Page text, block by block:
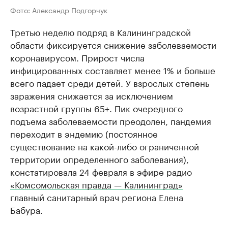
Фото: Александр Подгорчук
Третью неделю подряд в Калининградской
области фиксируется снижение заболеваемости
коронавирусом. Прирост числа
инфицированных составляет менее 1% и больше
всего падает среди детей. У взрослых степень
заражения снижается за исключением
возрастной группы 65+. Пик очередного
подъема заболеваемости преодолен, пандемия
переходит в эндемию (постоянное
существование на какой-либо ограниченной
территории определенного заболевания),
констатировала 24 февраля в эфире радио
«Комсомольская правда — Калининград»
главный санитарный врач региона Елена
Бабура.